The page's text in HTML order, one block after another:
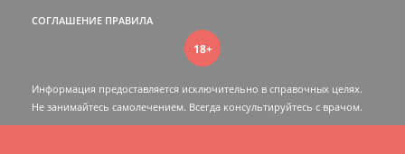
СОГЛАШЕНИЕ ПРАВИЛА
18+
Информация предоставляется исключительно в справочных целях.
Не занимайтесь самолечением. Всегда консультируйтесь c врачом.